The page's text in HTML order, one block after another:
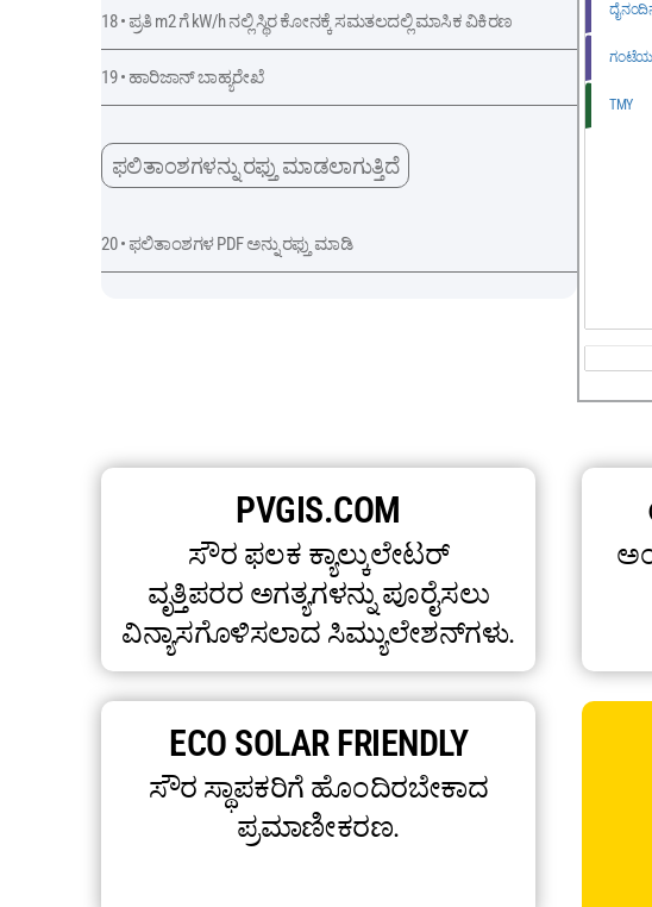
18 • ಪ್ರತಿ m2 ಗೆ kW/h ನಲ್ಲಿ ಸ್ಥಿರ ಕೋನಕ್ಕೆ ಸಮತಲದಲ್ಲಿ ಮಾಸಿಕ ವಿಕಿರಣ
19 • ಹಾರಿಜಾನ್ ಬಾಹ್ಯರೇಖೆ
ಫಲಿತಾಂಶಗಳನ್ನು ರಫ್ತು ಮಾಡಲಾಗುತ್ತಿದೆ
20 • ಫಲಿತಾಂಶಗಳ PDF ಅನ್ನು ರಫ್ತು ಮಾಡಿ
ಗಂಟೆಯ
TMY
PVGIS.COM
ಸೌರ ಫಲಕ ಕ್ಯಾಲ್ಕುಲೇಟರ್
ವೃತ್ತಿಪರರ ಅಗತ್ಯಗಳನ್ನು ಪೂರೈಸಲು
ವಿನ್ಯಾಸಗೊಳಿಸಲಾದ ಸಿಮ್ಯುಲೇಶನ್‌ಗಳು.
ECO SOLAR FRIENDLY
ಸೌರ ಸ್ಥಾಪಕರಿಗೆ ಹೊಂದಿರಬೇಕಾದ
ಪ್ರಮಾಣೀಕರಣ.